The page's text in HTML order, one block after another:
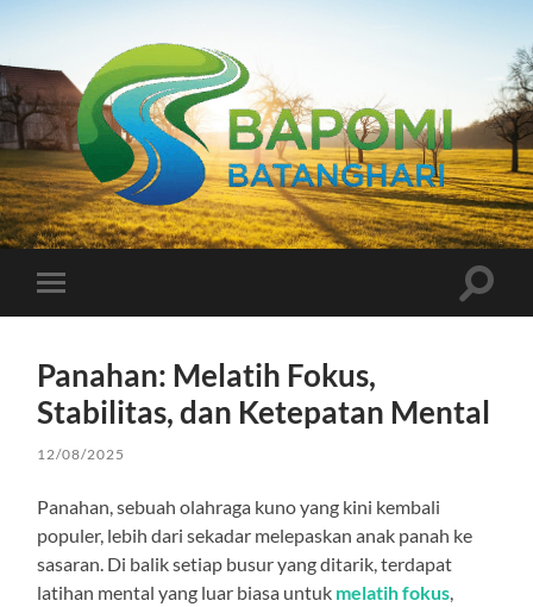
Bapomi
Batanghari
Toggle
mobile
Toggle
Panahan: Melatih Fokus,
Stabilitas, dan Ketepatan Mental
12/08/2025
Panahan, sebuah olahraga kuno yang kini kembali
populer, lebih dari sekadar melepaskan anak panah ke
sasaran. Di balik setiap busur yang ditarik, terdapat
latihan mental yang luar biasa untuk melatih fokus